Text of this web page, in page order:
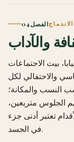
الفصل 04الاندماج
والآداب
بيت الاجتماعات
والاحتفالي لكل
النسب والمكانة؛
الجلوس متربعين،
تعتبر أدنى جزء
في الجسد.